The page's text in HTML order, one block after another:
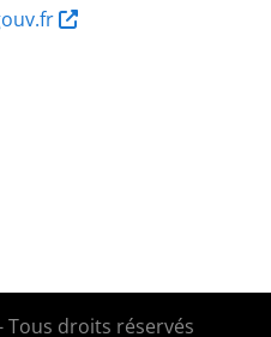
droits réservés